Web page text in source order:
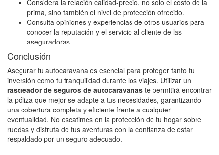
Considera la relación calidad-precio, no solo el costo de la
prima, sino también el nivel de protección ofrecido.
Consulta opiniones y experiencias de otros usuarios para
conocer la reputación y el servicio al cliente de las
aseguradoras.
Conclusión
Asegurar tu autocaravana es esencial para proteger tanto tu
inversión como tu tranquilidad durante los viajes. Utilizar un
rastreador de seguros de autocaravanas te permitirá encontrar
la póliza que mejor se adapte a tus necesidades, garantizando
una cobertura completa y eficiente frente a cualquier
eventualidad. No escatimes en la protección de tu hogar sobre
ruedas y disfruta de tus aventuras con la confianza de estar
respaldado por un seguro adecuado.